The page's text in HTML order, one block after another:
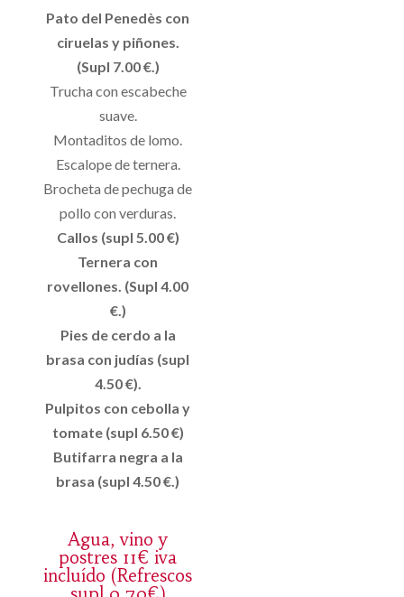
Pato del Penedès con
ciruelas y piñones.
(Supl 7.00 €.)
Trucha con escabeche
suave.
Montaditos de lomo.
Escalope de ternera.
Brocheta de pechuga de
pollo con verduras.
Callos (supl 5.00 €)
Ternera con
rovellones. (Supl 4.00
€.)
Pies de cerdo a la
brasa con judías (supl
4.50 €).
Pulpitos con cebolla y
tomate (supl 6.50 €)
Butifarra negra a la
brasa (supl 4.50 €.)
Agua, vino y
postres 11€ iva
incluído (Refrescos